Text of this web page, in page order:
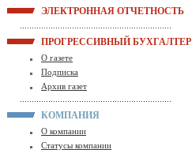
ЭЛЕКТРОННАЯ ОТЧЕТНОСТЬ
ПРОГРЕССИВНЫЙ БУХГАЛТЕР
О газете
Подписка
Архив газет
КОМПАНИЯ
О компании
Статусы компании